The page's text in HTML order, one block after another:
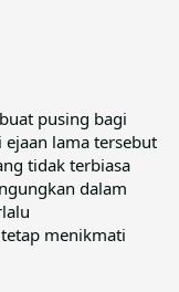
pusing bagi
ejaan lama tersebut
tidak terbiasa
dalam
menikmati